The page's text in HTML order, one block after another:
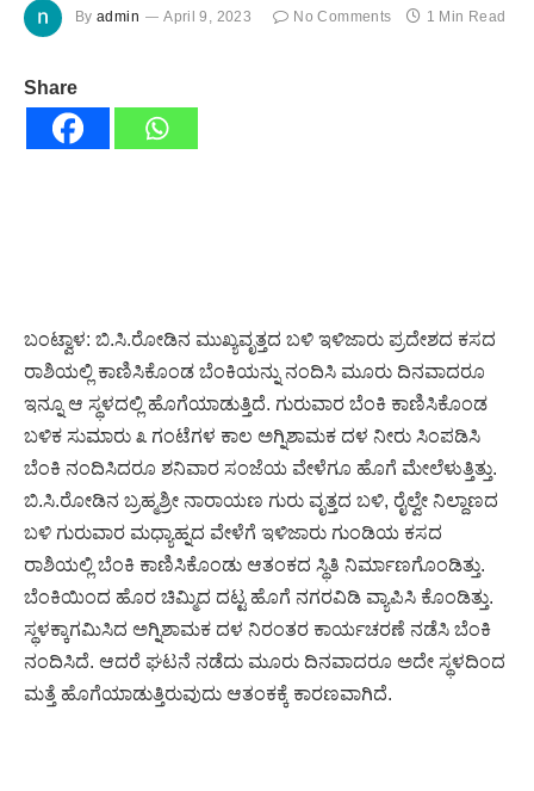
By admin April 9, 2023 No Comments 1 Min Read
Share
ಬಂಟ್ವಾಳ: ಬಿ.ಸಿ.ರೋಡಿನ ಮುಖ್ಯವೃತ್ತದ ಬಳಿ ಇಳಿಜಾರು ಪ್ರದೇಶದ ಕಸದ
ರಾಶಿಯಲ್ಲಿ ಕಾಣಿಸಿಕೊಂಡ ಬೆಂಕಿಯನ್ನು ನಂದಿಸಿ ಮೂರು ದಿನವಾದರೂ
ಇನ್ನೂ ಆ ಸ್ಥಳದಲ್ಲಿ ಹೊಗೆಯಾಡುತ್ತಿದೆ. ಗುರುವಾರ ಬೆಂಕಿ ಕಾಣಿಸಿಕೊಂಡ
ಬಳಿಕ ಸುಮಾರು ೩ ಗಂಟೆಗಳ ಕಾಲ ಅಗ್ನಿಶಾಮಕ ದಳ ನೀರು ಸಿಂಪಡಿಸಿ
ಬೆಂಕಿ ನಂದಿಸಿದರೂ ಶನಿವಾರ ಸಂಜೆಯ ವೇಳೆಗೂ ಹೊಗೆ ಮೇಲೆಳುತ್ತಿತ್ತು.
ಬಿ.ಸಿ.ರೋಡಿನ ಬ್ರಹ್ಮಶ್ರೀ ನಾರಾಯಣ ಗುರು ವೃತ್ತದ ಬಳಿ, ರೈಲ್ವೇ ನಿಲ್ದಾಣದ
ಬಳಿ ಗುರುವಾರ ಮಧ್ಯಾಹ್ನದ ವೇಳೆಗೆ ಇಳಿಜಾರು ಗುಂಡಿಯ ಕಸದ
ರಾಶಿಯಲ್ಲಿ ಬೆಂಕಿ ಕಾಣಿಸಿಕೊಂಡು ಆತಂಕದ ಸ್ಥಿತಿ ನಿರ್ಮಾಣಗೊಂಡಿತ್ತು.
ಬೆಂಕಿಯಿಂದ ಹೊರ ಚಿಮ್ಮಿದ ದಟ್ಟ ಹೊಗೆ ನಗರವಿಡಿ ವ್ಯಾಪಿಸಿ ಕೊಂಡಿತ್ತು.
ಸ್ಥಳಕ್ಕಾಗಮಿಸಿದ ಅಗ್ನಿಶಾಮಕ ದಳ ನಿರಂತರ ಕಾರ್ಯಚರಣೆ ನಡೆಸಿ ಬೆಂಕಿ
ನಂದಿಸಿದೆ. ಆದರೆ ಘಟನೆ ನಡೆದು ಮೂರು ದಿನವಾದರೂ ಅದೇ ಸ್ಥಳದಿಂದ
ಮತ್ತೆ ಹೊಗೆಯಾಡುತ್ತಿರುವುದು ಆತಂಕಕ್ಕೆ ಕಾರಣವಾಗಿದೆ.